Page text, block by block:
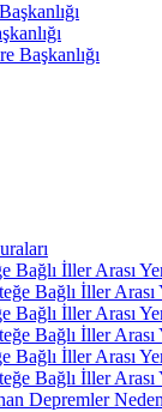
Başkanlığı
Bağlı İller Arası
Bağlı İller
Bağlı İller Arası
Bağlı İller
Bağlı İller Arası
Bağlı İller
Depremler